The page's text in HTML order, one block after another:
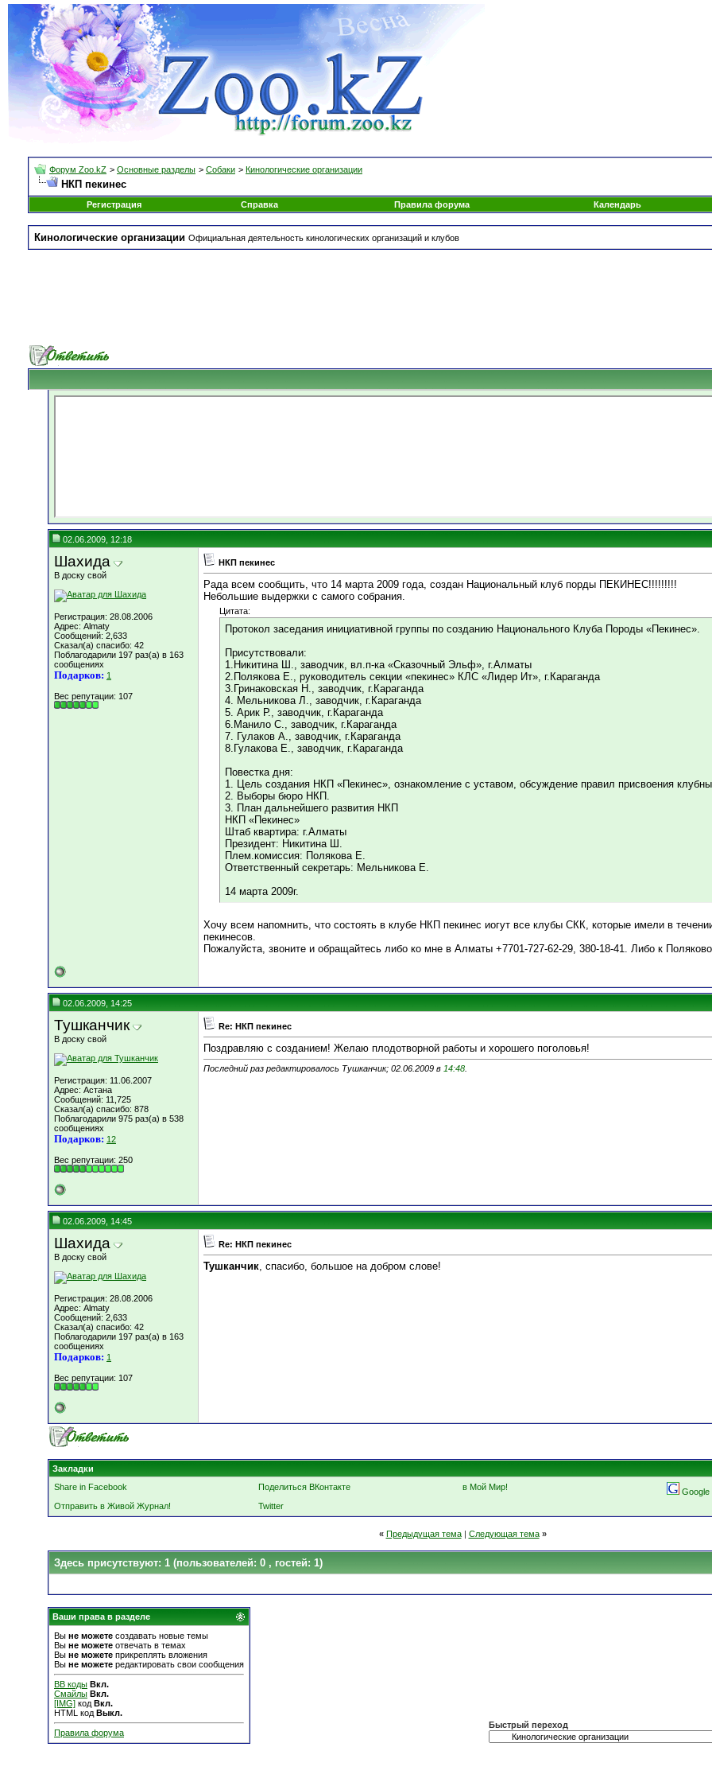
Форум Zoo.kZ > Основные разделы > Собаки > Кинологические организации
НКП пекинес
Регистрация Справка Правила форума Календарь
Кинологические организации Официальная деятельность кинологических организаций и клубов
02.06.2009, 12:18
Шахида
В доску свой
Регистрация: 28.08.2006
Адрес: Almaty
Сообщений: 2,633
Сказал(а) спасибо: 42
Поблагодарили 197 раз(а) в 163
сообщениях
Подарков: 1
Вес репутации: 107
НКП пекинес
Рада всем сообщить, что 14 марта 2009 года, создан Национальный клуб порды ПЕКИНЕС!!!!!!!!!
Небольшие выдержки с самого собрания.
Цитата:
Протокол заседания инициативной группы по созданию Национального Клуба Породы «Пекинес».
Присутствовали:
1.Никитина Ш., заводчик, вл.п-ка «Сказочный Эльф», г.Алматы
2.Полякова Е., руководитель секции «пекинес» КЛС «Лидер Ит», г.Караганда
3.Гринаковская Н., заводчик, г.Караганда
4. Мельникова Л., заводчик, г.Караганда
5. Арик Р., заводчик, г.Караганда
6.Манило С., заводчик, г.Караганда
7. Гулаков А., заводчик, г.Караганда
8.Гулакова Е., заводчик, г.Караганда
Повестка дня:
1. Цель создания НКП «Пекинес», ознакомление с уставом, обсуждение правил присвоения
2. Выборы бюро НКП.
3. План дальнейшего развития НКП
НКП «Пекинес»
Штаб квартира: г.Алматы
Президент: Никитина Ш.
Плем.комиссия: Полякова Е.
Ответственный секретарь: Мельникова Е.
14 марта 2009г.
Хочу всем напомнить, что состоять в клубе НКП пекинес иогут все клубы СКК, которые имели в
пекинесов.
Пожалуйста, звоните и обращайтесь либо ко мне в Алматы +7701-727-62-29, 380-18-41. Либо к
02.06.2009, 14:25
Тушканчик
В доску свой
Регистрация: 11.06.2007
Адрес: Астана
Сообщений: 11,725
Сказал(а) спасибо: 878
Поблагодарили 975 раз(а) в 538
сообщениях
Подарков: 12
Вес репутации: 250
Re: НКП пекинес
Поздравляю с созданием! Желаю плодотворной работы и хорошего поголовья!
Последний раз редактировалось Тушканчик; 02.06.2009 в 14:48
02.06.2009, 14:45
Шахида
В доску свой
Регистрация: 28.08.2006
Адрес: Almaty
Сообщений: 2,633
Сказал(а) спасибо: 42
Поблагодарили 197 раз(а) в 163
сообщениях
Подарков: 1
Вес репутации: 107
Re: НКП пекинес
Тушканчик, спасибо, большое на добром слове!
Закладки
Share in Facebook
Поделиться ВКонтакте в Мой Мир!
Google
Отправить в Живой Журнал!
Twitter
« Предыдущая тема| Следующая тема »
Здесь присутствуют: 1 (пользователей: 0 , гостей: 1)
Ваши права в разделе
Вы не можете создавать новые темы
Вы не можете отвечать в темах
Вы не можете прикреплять вложения
Вы не можете редактировать свои сообщения
BB коды Вкл.
Смайлы Вкл.
[IMG] код Вкл.
HTML код Выкл.
Правила форума
Быстрый переход